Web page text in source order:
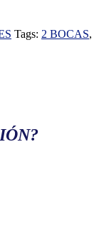
Tags: 2 BOCAS,